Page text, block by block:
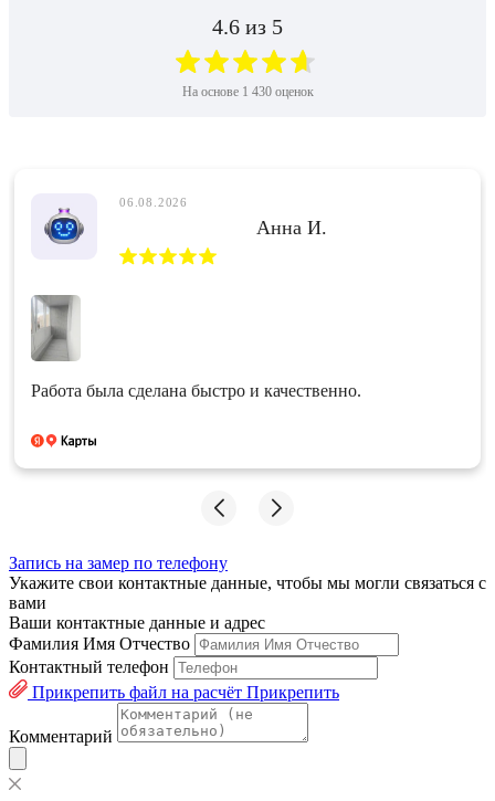
4.6 из 5
На основе 1 430оценок
06.08.2026
Анна И.
Работа была сделана быстро и качественно.
Запись на замер по телефону
Укажите свои контактные данные, чтобы мы могли связаться с
вами
Ваши контактные данные и адрес
Фамилия Имя Отчество
Контактный телефон
Прикрепить файл на расчёт Прикрепить
Комментарий